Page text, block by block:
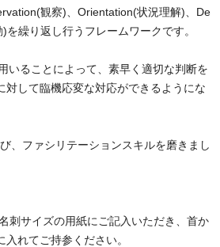
を繰り返し行うフレームワークです。
対して臨機応変な対応ができるようにな
れてご持参ください。